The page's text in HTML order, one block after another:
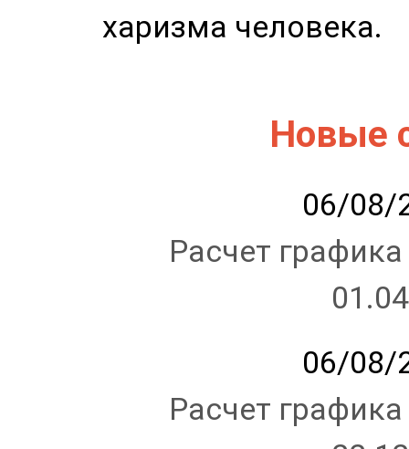
харизма человека.
Новые
06/08/
Расчет
06/08/
Расчет